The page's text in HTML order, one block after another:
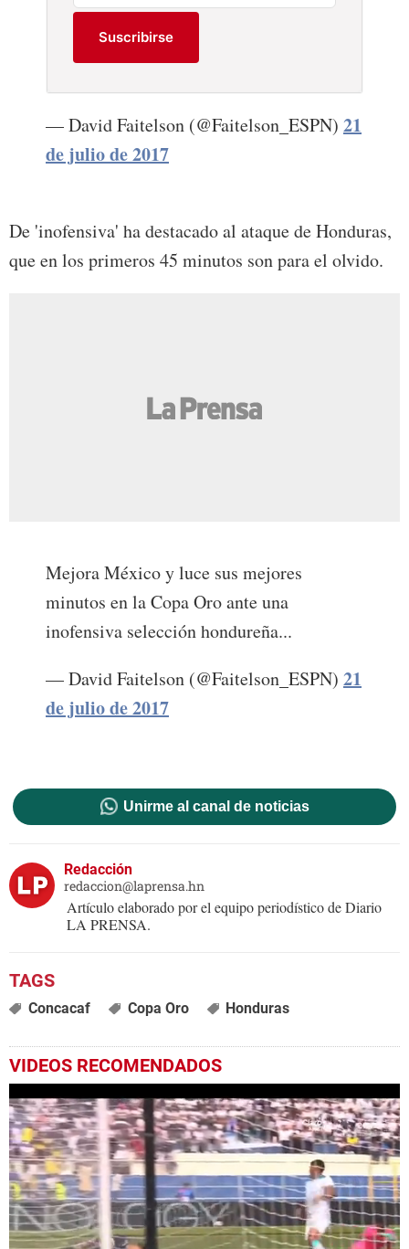
Suscribirse
— David Faitelson (@Faitelson_ESPN) 21
de julio de 2017
De 'inofensiva' ha destacado al ataque de Honduras,
que en los primeros 45 minutos son para el olvido.
Mejora México y luce sus mejores
minutos en la Copa Oro ante una
inofensiva selección hondureña...
— David Faitelson (@Faitelson_ESPN) 21
de julio de 2017
Unirme al canal de noticias
Redacción
redaccion@laprensa.hn
Artículo elaborado por el equipo periodístico de Diario
LA PRENSA.
Concacaf Copa Oro Honduras
VIDEOS RECOMENDADOS